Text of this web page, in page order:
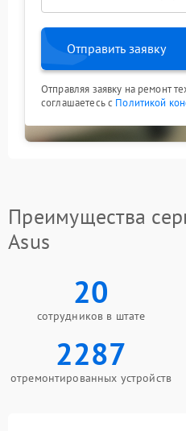
Отправить заявку
Отправляя заявку на ремонт
соглашаетесь с Политикой
Преимущества
Asus
20
сотрудников в штате
2287
отремонтированных устройств